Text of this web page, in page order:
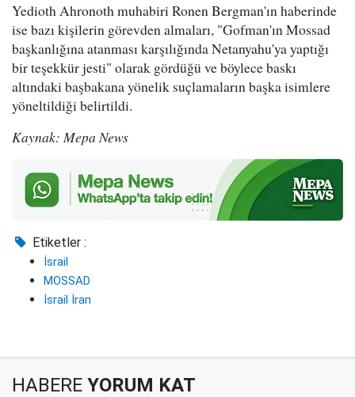
Yedioth Ahronoth muhabiri Ronen Bergman'ın haberinde
ise bazı kişilerin görevden almaları, "Gofman'ın Mossad
başkanlığına atanması karşılığında Netanyahu'ya yaptığı
bir teşekkür jesti" olarak gördüğü ve böylece baskı
altındaki başbakana yönelik suçlamaların başka isimlere
yöneltildiği belirtildi.
Kaynak: Mepa News
Etiketler :
İsrail
MOSSAD
İsrail İran
HABERE YORUM KAT